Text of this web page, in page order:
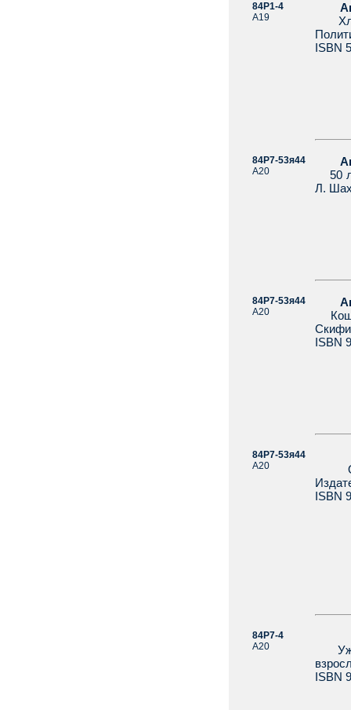
84Р1-4
А19
ISBN
84Р7-53я44
А20
50
Л.
84Р7-53я44
А20
ISBN
84Р7-53я44
А20
От
ISBN
84Р7-4
А20
ISBN